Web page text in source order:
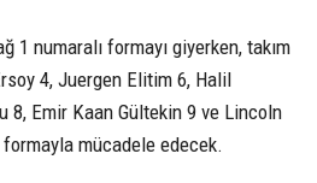
1 numaralı formayı giyerken, takım
4, Juergen Elitim 6, Halil
8, Emir Kaan Gültekin 9 ve Lincoln
mücadele edecek.